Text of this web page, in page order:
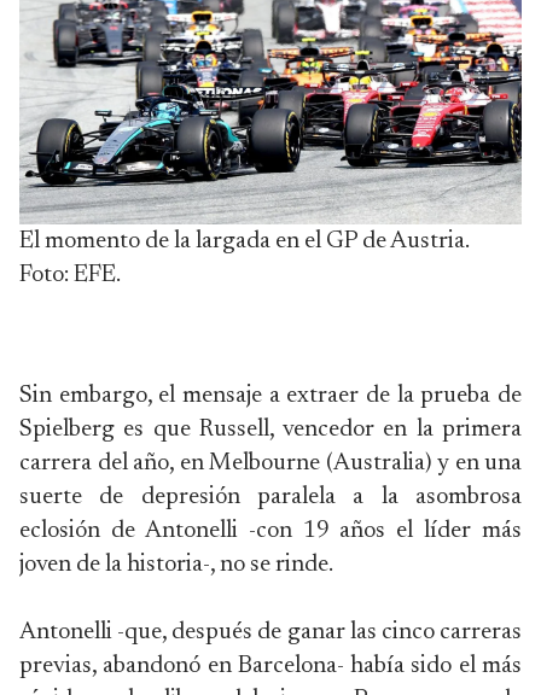
El momento de la largada en el GP de Austria.
Foto: EFE.
Sin embargo, el mensaje a extraer de la prueba de
Spielberg es que Russell, vencedor en la primera
carrera del año, en Melbourne (Australia) y en una
suerte de depresión paralela a la asombrosa
eclosión de Antonelli -con 19 años el líder más
joven de la historia-, no se rinde.
Antonelli -que, después de ganar las cinco carreras
previas, abandonó en Barcelona- había sido el más